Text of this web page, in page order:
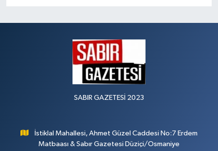
SABIR GAZETESİ 2023
İstiklal Mahallesi, Ahmet Güzel Caddesi No:7 Erdem
Matbaası & Sabır Gazetesi Düziçi/Osmaniye